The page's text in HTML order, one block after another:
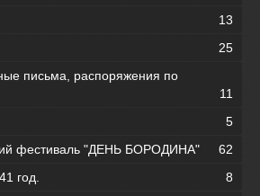
13
25
письма, распоряжения по
11
5
фестиваль "ДЕНЬ БОРОДИНА"
62
год.
8